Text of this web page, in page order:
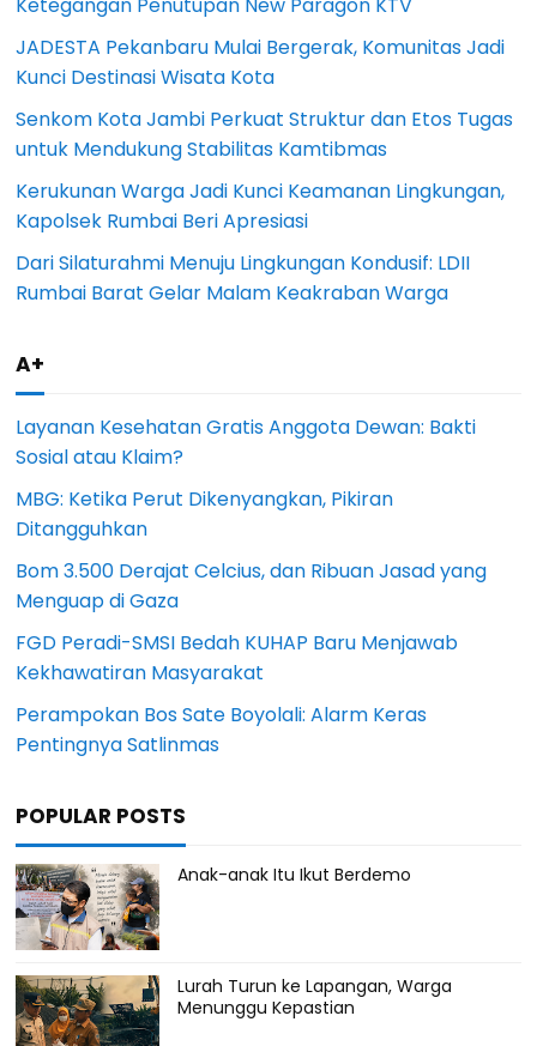
JADESTA Pekanbaru Mulai Bergerak, Komunitas Jadi
Kunci Destinasi Wisata Kota
Senkom Kota Jambi Perkuat Struktur dan Etos Tugas
untuk Mendukung Stabilitas Kamtibmas
Kerukunan Warga Jadi Kunci Keamanan Lingkungan,
Kapolsek Rumbai Beri Apresiasi
Dari Silaturahmi Menuju Lingkungan Kondusif: LDII
Rumbai Barat Gelar Malam Keakraban Warga
A+
Layanan Kesehatan Gratis Anggota Dewan: Bakti
Sosial atau Klaim?
MBG: Ketika Perut Dikenyangkan, Pikiran
Ditangguhkan
Bom 3.500 Derajat Celcius, dan Ribuan Jasad yang
Menguap di Gaza
FGD Peradi-SMSI Bedah KUHAP Baru Menjawab
Kekhawatiran Masyarakat
Perampokan Bos Sate Boyolali: Alarm Keras
Pentingnya Satlinmas
POPULAR POSTS
Anak-anak Itu Ikut Berdemo
Lurah Turun ke Lapangan, Warga
Menunggu Kepastian